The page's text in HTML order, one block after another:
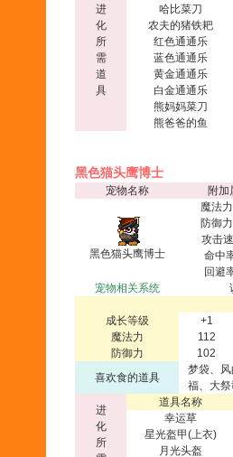
进
化
所
需
道
具
哈比菜刀
农夫的猪铁耙
红色通通乐
蓝色通通乐
黄金通通乐
白金通通乐
熊妈妈菜刀
熊爸爸的鱼
黑色猫头鹰博士
宠物名称 附加
黑色猫头鹰博士
魔法
防御
攻击
命中
回避
宠物相关系统
成长等级
+1
魔法力
112
防御力
102
喜欢食的道具
梦袋、
福、大
进
化
所
道具名称
幸运草
星光盔甲(上衣)
月光头盔